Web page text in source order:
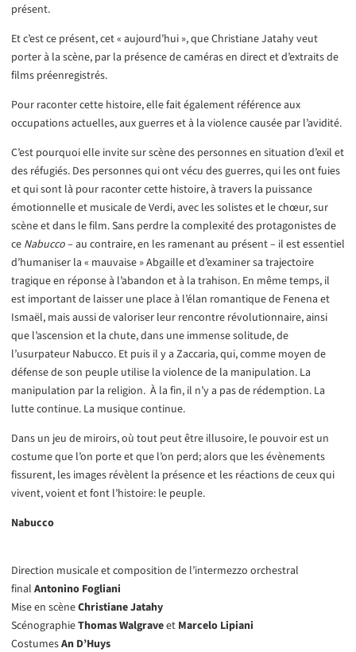
présent.
Et c’est ce présent, cet « aujourd’hui », que Christiane Jatahy veut
porter à la scène, par la présence de caméras en direct et d’extraits de
films préenregistrés.
Pour raconter cette histoire, elle fait également référence aux
occupations actuelles, aux guerres et à la violence causée par l’avidité.
C’est pourquoi elle invite sur scène des personnes en situation d’exil et
des réfugiés. Des personnes qui ont vécu des guerres, qui les ont fuies
et qui sont là pour raconter cette histoire, à travers la puissance
émotionnelle et musicale de Verdi, avec les solistes et le chœur, sur
scène et dans le film. Sans perdre la complexité des protagonistes de
ce Nabucco– au contraire, en les ramenant au présent – il est essentiel
d’humaniser la « mauvaise » Abgaille et d’examiner sa trajectoire
tragique en réponse à l’abandon et à la trahison. En même temps, il
est important de laisser une place à l’élan romantique de Fenena et
Ismaël, mais aussi de valoriser leur rencontre révolutionnaire, ainsi
que l’ascension et la chute, dans une immense solitude, de
l’usurpateur Nabucco. Et puis il y a Zaccaria, qui, comme moyen de
défense de son peuple utilise la violence de la manipulation. La
manipulation par la religion. À la fin, il n’y a pas de rédemption. La
lutte continue. La musique continue.
Dans un jeu de miroirs, où tout peut être illusoire, le pouvoir est un
costume que l’on porte et que l’on perd; alors que les évènements
fissurent, les images révèlent la présence et les réactions de ceux qui
vivent, voient et font l’histoire: le peuple.
Nabucco
Direction musicale et composition de l’intermezzo orchestral
final Antonino Fogliani
Mise en scèneChristiane Jatahy
ScénographieThomas Walgraveet Marcelo Lipiani
CostumesAn D’Huys